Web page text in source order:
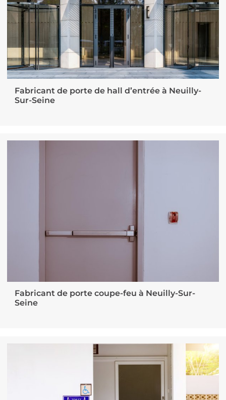
Fabricant de porte de hall d’entrée à Neuilly-
Sur-Seine
Fabricant de porte coupe-feu à Neuilly-Sur-
Seine